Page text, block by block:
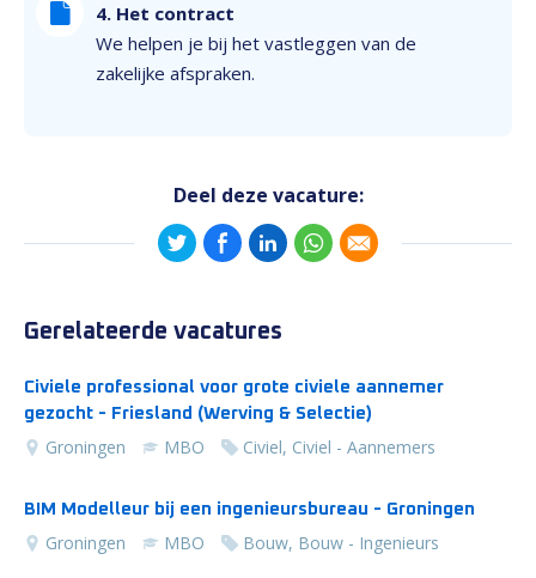
4. Het contract
We helpen je bij het vastleggen van de
zakelijke afspraken.
Deel deze vacature:
Gerelateerde vacatures
Civiele professional voor grote civiele aannemer
gezocht - Friesland (Werving & Selectie)
Groningen MBO Civiel, Civiel - Aannemers
BIM Modelleur bij een ingenieursbureau - Groningen
Groningen MBO Bouw, Bouw - Ingenieurs